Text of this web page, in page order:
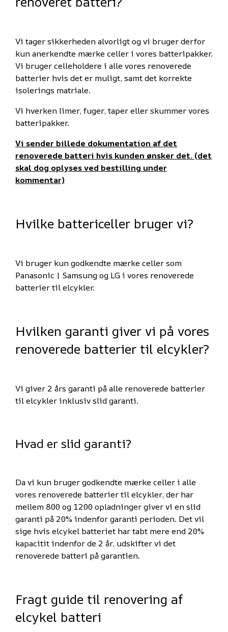
Vi tager sikkerheden alvorligt og vi bruger derfor
kun anerkendte mærke celler i vores batteripakker.
Vi bruger celleholdere i alle vores renoverede
batterier hvis det er muligt, samt det korrekte
isolerings matriale.
Vi hverken limer, fuger, taper eller skummer vores
batteripakker.
Vi sender billede dokumentation af det
renoverede batteri hvis kunden ønsker det. (det
skal dog oplyses ved bestilling under
kommentar)
Hvilke battericeller bruger vi?
Vi bruger kun godkendte mærke celler som
Panasonic | Samsung og LG i vores renoverede
batterier til elcykler.
Hvilken garanti giver vi på vores
renoverede batterier til elcykler?
Vi giver 2 års garanti på alle renoverede batterier
til elcykler inklusiv slid garanti.
Hvad er slid garanti?
Da vi kun bruger godkendte mærke celler i alle
vores renoverede batterier til elcykler, der har
mellem 800 og 1200 opladninger giver vi en slid
garanti på 20% indenfor garanti perioden. Det vil
sige hvis elcykel batteriet har tabt mere end 20%
kapacitit indenfor de 2 år, udskifter vi det
renoverede batteri på garantien.
Fragt guide til renovering af
elcykel batteri